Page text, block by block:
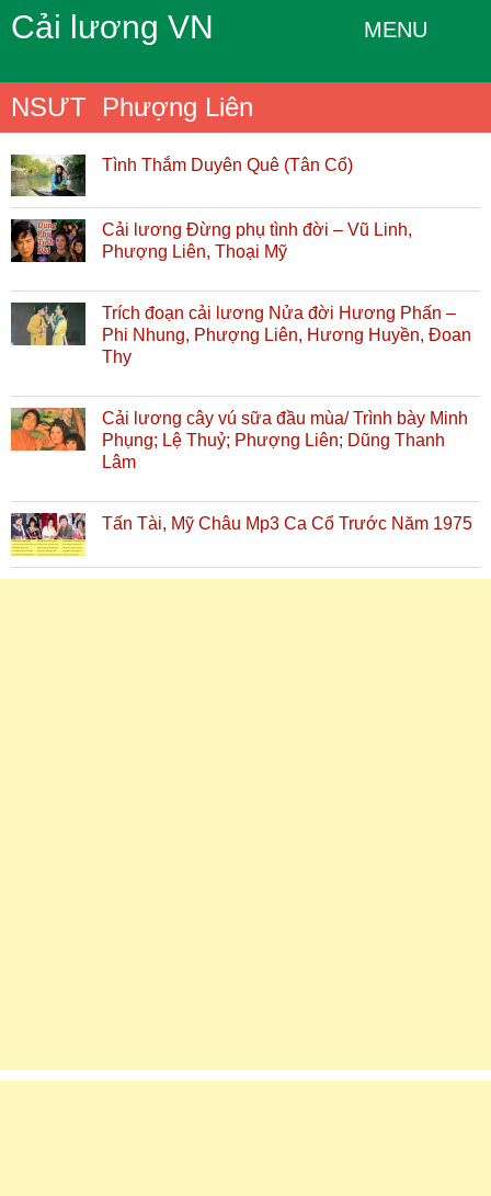
Cải lương VN MENU
NSƯT Phượng Liên
Tình Thắm Duyên Quê (Tân Cổ)
Cải lương Đừng phụ tình đời – Vũ Linh,
Phượng Liên, Thoại Mỹ
Trích đoạn cải lương Nửa đời Hương Phấn –
Phi Nhung, Phượng Liên, Hương Huyền, Đoan
Thy
Cải lương cây vú sữa đầu mùa/ Trình bày Minh
Phụng; Lệ Thuỷ; Phượng Liên; Dũng Thanh
Lâm
Tấn Tài, Mỹ Châu Mp3 Ca Cổ Trước Năm 1975